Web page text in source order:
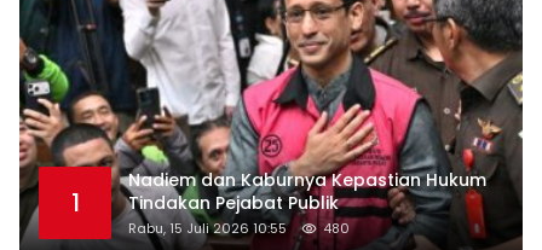
1
Nadiem dan Kaburnya Kepastian Hukum
Tindakan Pejabat Publik
Rabu, 15 Juli 2026 10:55 480